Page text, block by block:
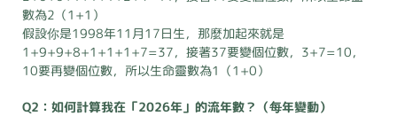
數為2（1+1）
假設你是1998年11月17日生，那麼加起來就是
1+9+9+8+1+1+1+7=37，接著37要變個位數，3+7=10，
10要再變個位數，所以生命靈數為1（1+0）
Q2：如何計算我在「2026年」的流年數？（每年變動）